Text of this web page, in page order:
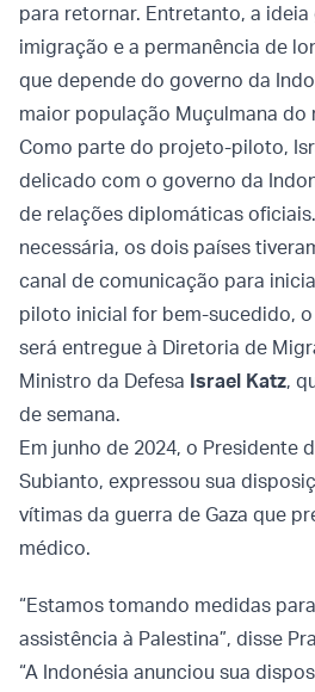
para retornar. Entretanto, a
imigração e a permanência de
que depende do governo da
maior população Muçulmana do
Como parte do projeto-piloto,
delicado com o governo da
de relações diplomáticas
necessária, os dois países
canal de comunicação para
piloto inicial for bem-sucedido,
será entregue à Diretoria de
Ministro da Defesa Israel Katz,
de semana.
Em junho de 2024, o Presidente
Subianto, expressou sua
vítimas da guerra de Gaza que
médico.
“Estamos tomando medidas
assistência à Palestina”, disse
“A Indonésia anunciou sua